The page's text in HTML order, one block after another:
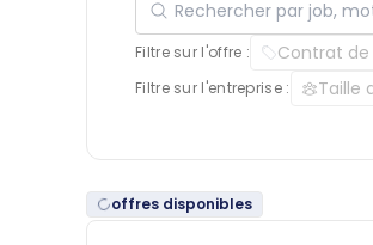
Filtre sur l'offre : Contrat de
Filtre sur l'entreprise : Taille
offres disponibles